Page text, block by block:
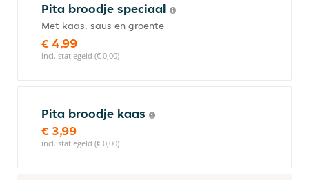
Pita broodje speciaal
Met kaas, saus en groente
€ 4,99
incl. statiegeld (€ 0,00)
Pita broodje kaas
€ 3,99
incl. statiegeld (€ 0,00)